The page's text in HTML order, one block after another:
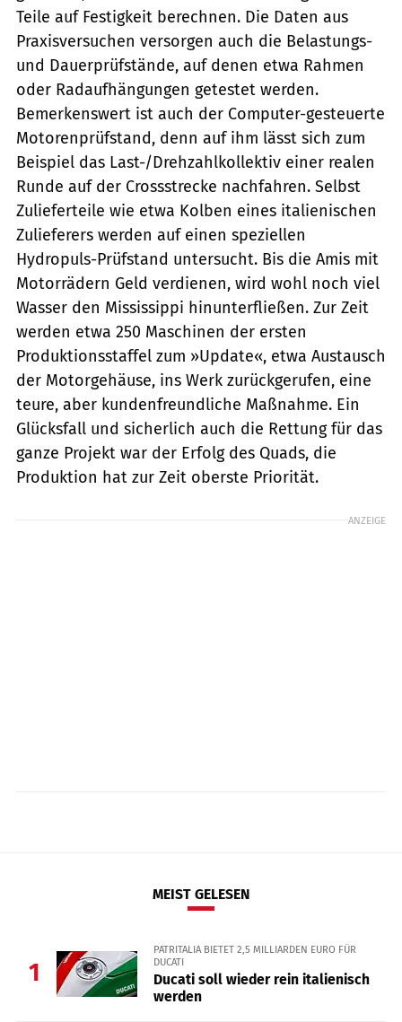
Teile auf Festigkeit berechnen. Die Daten aus
Praxisversuchen versorgen auch die Belastungs-
und Dauerprüfstände, auf denen etwa Rahmen
oder Radaufhängungen getestet werden.
Bemerkenswert ist auch der Computer-gesteuerte
Motorenprüfstand, denn auf ihm lässt sich zum
Beispiel das Last-/Drehzahlkollektiv einer realen
Runde auf der Crossstrecke nachfahren. Selbst
Zulieferteile wie etwa Kolben eines italienischen
Zulieferers werden auf einen speziellen
Hydropuls-Prüfstand untersucht. Bis die Amis mit
Motorrädern Geld verdienen, wird wohl noch viel
Wasser den Mississippi hinunterfließen. Zur Zeit
werden etwa 250 Maschinen der ersten
Produktionsstaffel zum »Update«, etwa Austausch
der Motorgehäuse, ins Werk zurückgerufen, eine
teure, aber kundenfreundliche Maßnahme. Ein
Glücksfall und sicherlich auch die Rettung für das
ganze Projekt war der Erfolg des Quads, die
Produktion hat zur Zeit oberste Priorität.
ANZEIGE
MEIST GELESEN
1
PATRITALIA BIETET 2,5 MILLIARDEN EURO FÜR
DUCATI
Ducati soll wieder rein italienisch
werden